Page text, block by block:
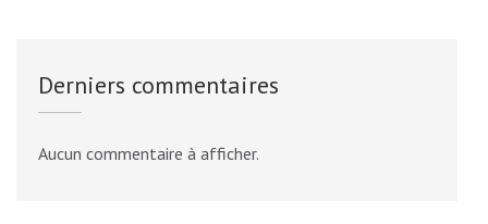
Derniers commentaires
Aucun commentaire à afficher.